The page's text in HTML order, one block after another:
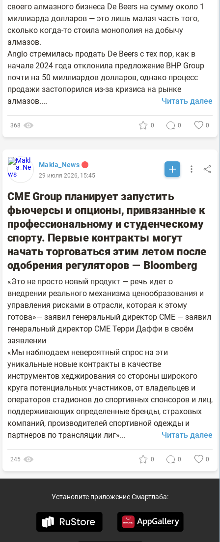
своего алмазного бизнеса De Beers на сумму около 1
миллиарда долларов — это лишь малая часть того,
сколько когда-то стоила монополия на добычу
алмазов.
Anglo стремилась продать De Beers с тех пор, как в
начале 2024 года отклонила предложение BHP Group
почти на 50 миллиардов долларов, однако процесс
продажи застопорился из-за кризиса на рынке
алмазов....
Читать далее
368 0 0 0
Makla_News
29 июля 2026, 15:45
CME Group планирует запустить
фьючерсы и опционы, привязанные к
профессиональному и студенческому
спорту. Первые контракты могут
начать торговаться этим летом после
одобрения регуляторов — Bloomberg
«Это не просто новый продукт — речь идет о
внедрении реального механизма ценообразования и
управления рисками в отрасли, которая к этому
готова»— заявил генеральный директор CME — заявил
генеральный директор CME Терри Даффи в своём
заявлении
«Мы наблюдаем невероятный спрос на эти
уникальные новые контракты в качестве
инструментов хеджирования со стороны широкого
круга потенциальных участников, от владельцев и
операторов стадионов до спортивных спонсоров и лиц,
поддерживающих определенные бренды, страховых
компаний, производителей спортивной одежды и
партнеров по трансляции лиг»...
Читать далее
245 0 0 0
Установите приложение Смартлаба: